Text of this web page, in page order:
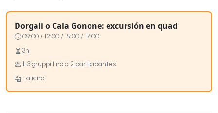
Dorgali o Cala Gonone: excursión en quad
09:00 / 12:00 / 15:00 / 17:00
3h
1-3 gruppi fino a 2 participantes
Italiano